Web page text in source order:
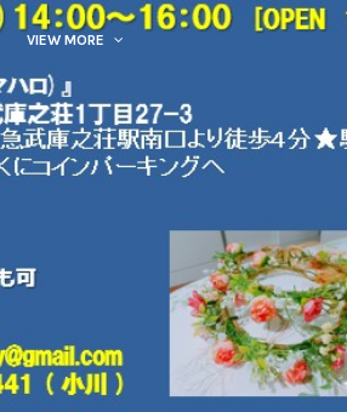
VIEW MORE